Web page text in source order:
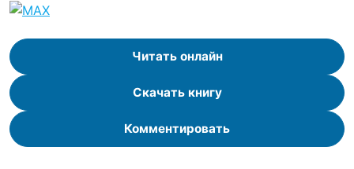
Читать онлайн
Скачать книгу
Комментировать